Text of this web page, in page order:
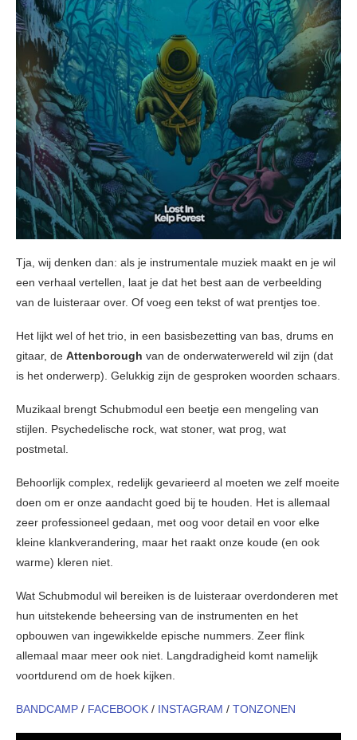
Tja, wij denken dan: als je instrumentale muziek maakt en je wil
een verhaal vertellen, laat je dat het best aan de verbeelding
van de luisteraar over. Of voeg een tekst of wat prentjes toe.
Het lijkt wel of het trio, in een basisbezetting van bas, drums en
gitaar, de Attenborough van de onderwaterwereld wil zijn (dat
is het onderwerp). Gelukkig zijn de gesproken woorden schaars.
Muzikaal brengt Schubmodul een beetje een mengeling van
stijlen. Psychedelische rock, wat stoner, wat prog, wat
postmetal.
Behoorlijk complex, redelijk gevarieerd al moeten we zelf moeite
doen om er onze aandacht goed bij te houden. Het is allemaal
zeer professioneel gedaan, met oog voor detail en voor elke
kleine klankverandering, maar het raakt onze koude (en ook
warme) kleren niet.
Wat Schubmodul wil bereiken is de luisteraar overdonderen met
hun uitstekende beheersing van de instrumenten en het
opbouwen van ingewikkelde epische nummers. Zeer flink
allemaal maar meer ook niet. Langdradigheid komt namelijk
voortdurend om de hoek kijken.
BANDCAMP / FACEBOOK / INSTAGRAM / TONZONEN